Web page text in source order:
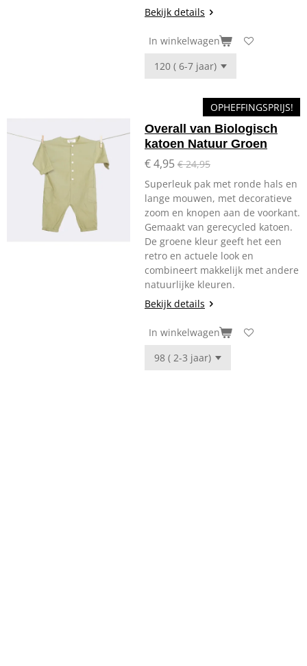
Bekijk details
In winkelwagen
OPHEFFINGSPRIJS!
Overall van Biologisch
katoen Natuur Groen
€ 4,95 € 24,95
Superleuk pak met ronde hals en
lange mouwen, met decoratieve
zoom en knopen aan de voorkant.
Gemaakt van gerecycled katoen.
De groene kleur geeft het een
retro en actuele look en
combineert makkelijk met andere
natuurlijke kleuren.
Bekijk details
In winkelwagen